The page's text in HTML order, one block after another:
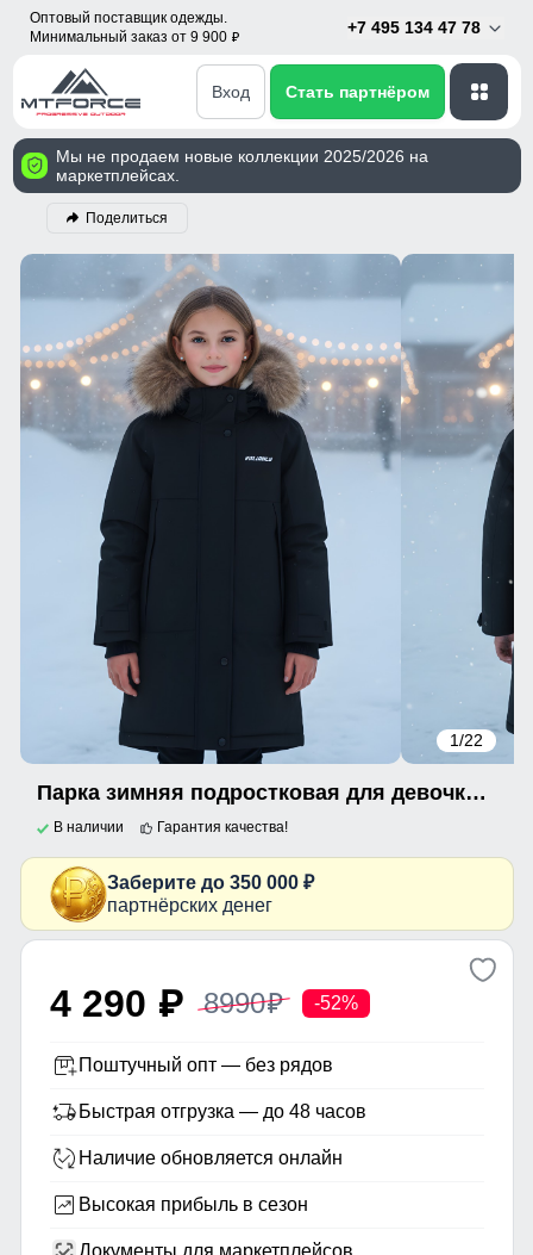
Оптовый поставщик одежды.
Минимальный заказ от 9 900 p
+7 495 134 47 78
Вход Стать партнёром
Мы не продаем новые коллекции 2025/2026 на
маркетплейсах.
Поделиться
1/22
Парка зимняя подростковая для девочки с капюшоном и мехом черного цвета 9536Ch
В наличии Гарантия качества!
Заберите до 350 000 ₽
партнёрских денег
4 290 p 8990p -52%
Поштучный опт — без рядов
Быстрая отгрузка — до 48 часов
Наличие обновляется онлайн
Высокая прибыль в сезон